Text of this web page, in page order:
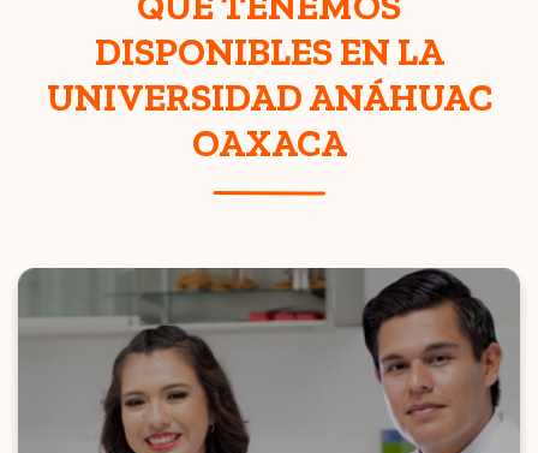
DISPONIBLES EN LA
UNIVERSIDAD ANÁHUAC
OAXACA